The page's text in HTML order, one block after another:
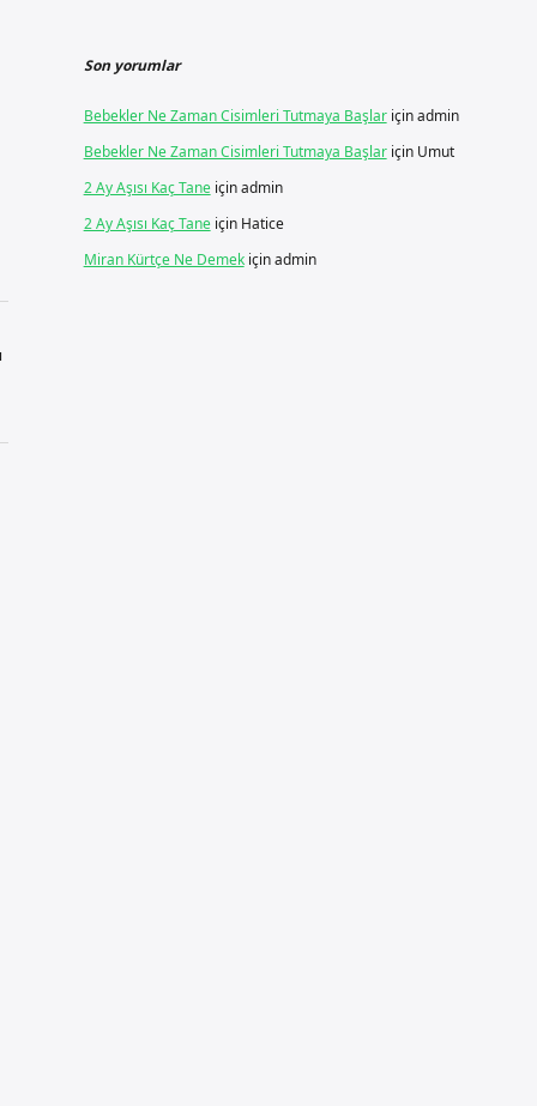
Son yorumlar
Bebekler Ne Zaman Cisimleri Tutmaya Başlariçinadmin
Bebekler Ne Zaman Cisimleri Tutmaya Başlariçin Umut
2 Ay Aşısı Kaç Taneiçinadmin
2 Ay Aşısı Kaç Taneiçin Hatice
Miran Kürtçe Ne Demekiçinadmin